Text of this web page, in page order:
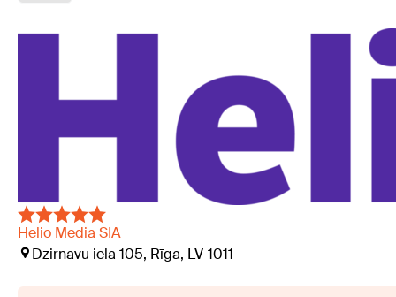
Helio Media SIA
Dzirnavu iela 105, Rīga, LV-1011